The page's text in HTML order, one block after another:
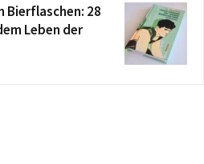
Bierflaschen: 28
Leben der